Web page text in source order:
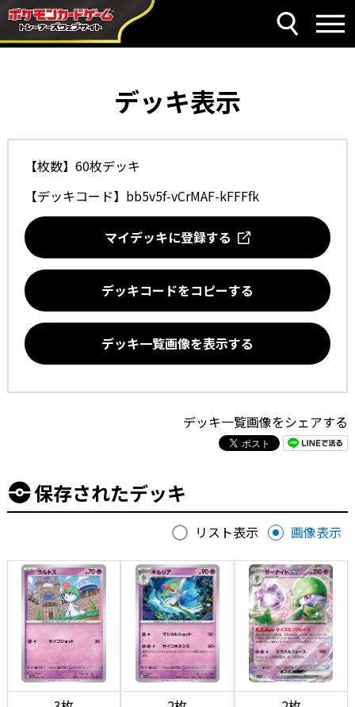
デッキ表示
【枚数】60枚デッキ
【デッキコード】 bb5v5f-vCrMAF-kFFFfk
マイデッキに登録する
デッキコードをコピーする
デッキ一覧画像を表示する
デッキ一覧画像をシェアする
保存されたデッキ
リスト表示 画像表示